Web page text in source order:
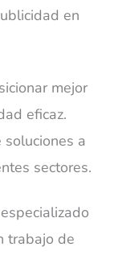
mejor
eficaz.
soluciones a
sectores.
trabajo de